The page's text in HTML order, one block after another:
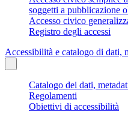
soggetti a pubblicazione
Accesso civico
Registro degli accessi
Accessibilità e catalogo di dati,
Catalogo dei dati,
Regolamenti
Obiettivi di accessibilità